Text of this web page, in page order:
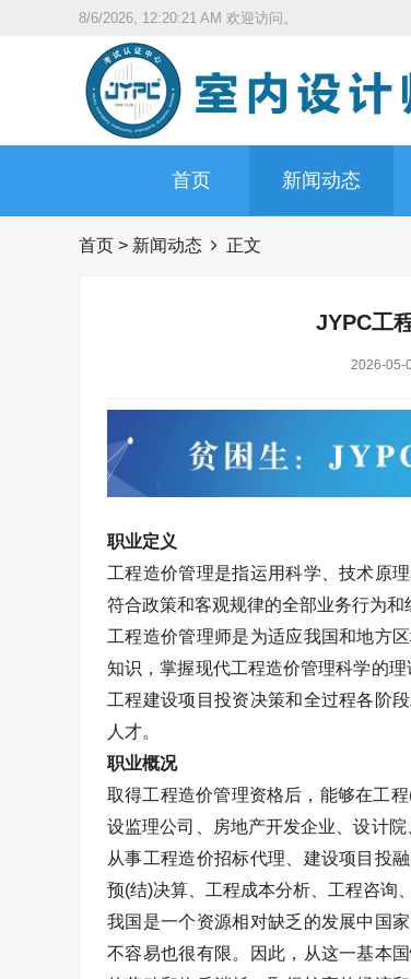
8/6/2026, 12:20:22 AM 欢迎访问。
首页 新闻动态
首页 > 新闻动态 正文
JYPC工
2026-05-
职业定义
工程造价管理是指运用科学、技术原
符合政策和客观规律的全部业务行为和
工程造价管理师是为适应我国和地方
知识，掌握现代工程造价管理科学的
工程建设项目投资决策和全过程各阶
人才。
职业概况
取得工程造价管理资格后，能够在工
设监理公司、房地产开发企业、设计
从事工程造价招标代理、建设项目投
预(结)决算、工程成本分析、工程咨询
我国是一个资源相对缺乏的发展中国
不容易也很有限。因此，从这一基本